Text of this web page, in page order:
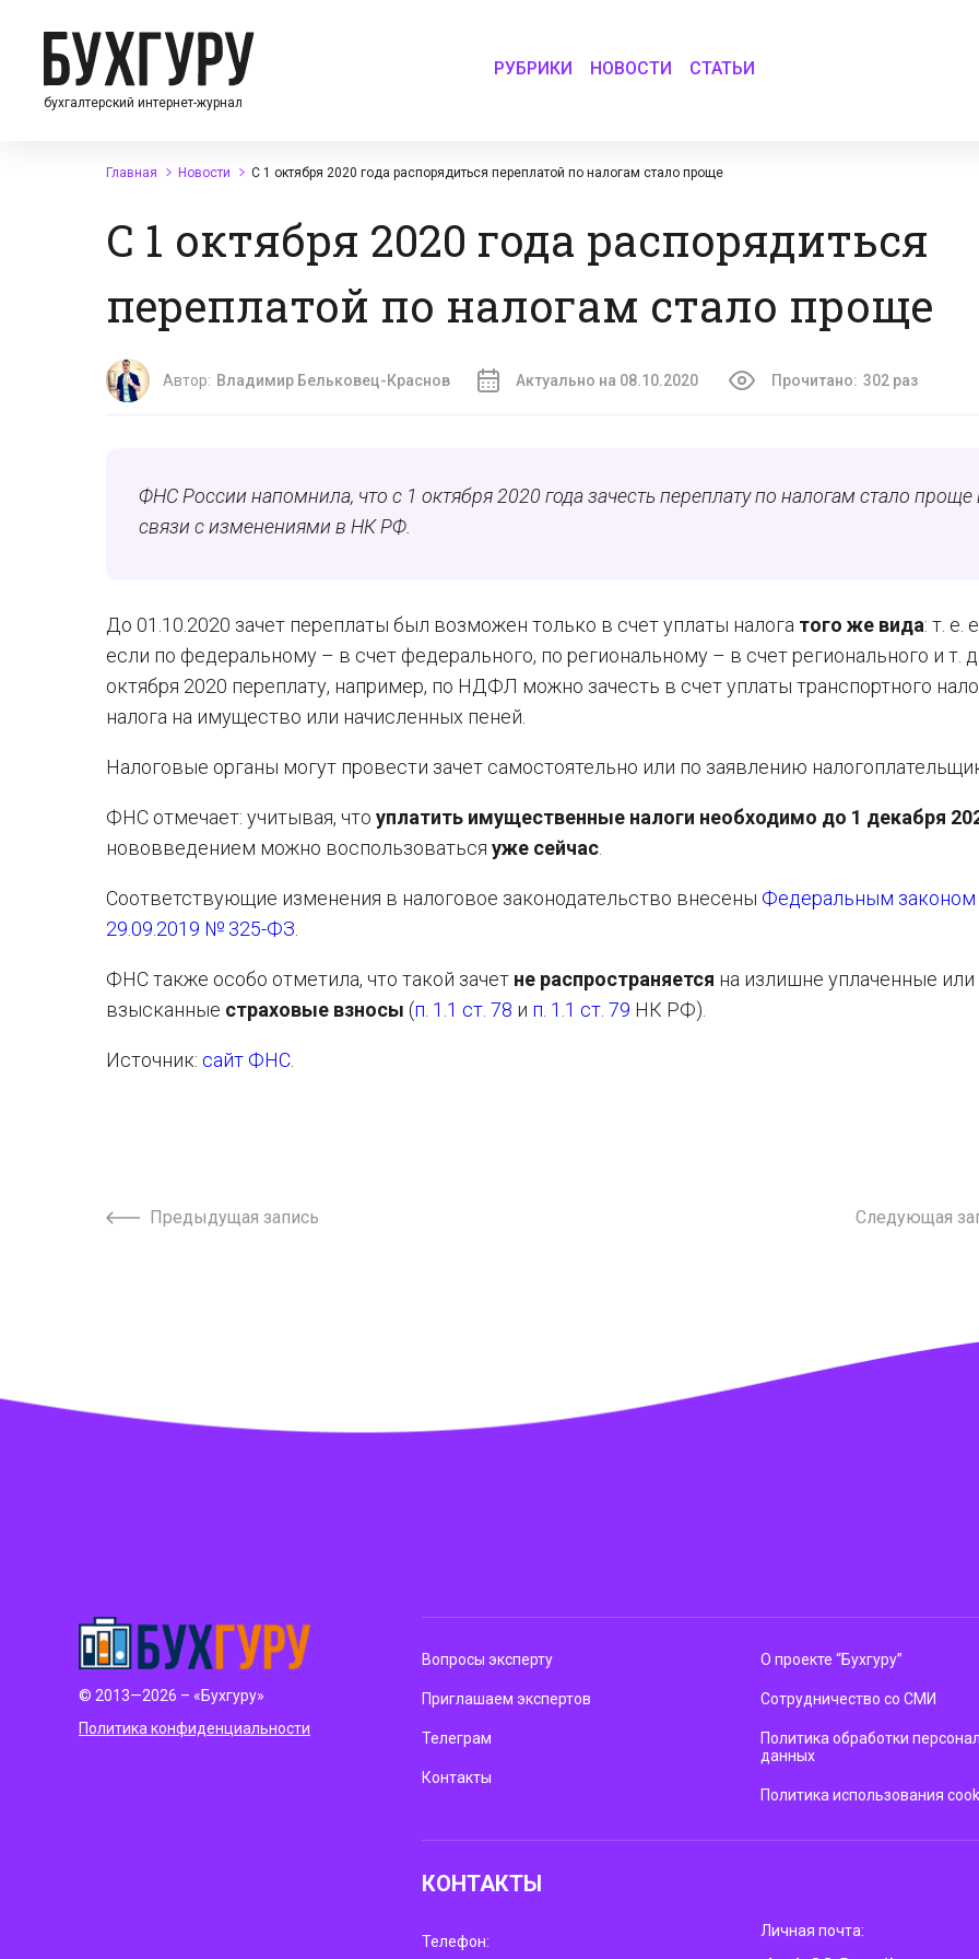
бухгалтерский интернет-журнал
РУБРИКИ НОВОСТИ СТАТЬИ
Главная Новости С 1 октября 2020 года распорядиться переплатой по налогам стало проще
С 1 октября 2020 года распорядиться
переплатой по налогам стало проще
Автор: Владимир Бельковец-Краснов Актуально на 08.10.2020 Прочитано: 302 раз
ФНС России напомнила, что с 1 октября 2020 года зачесть переплату по налогам стало проще
связи с изменениями в НК РФ.
До 01.10.2020 зачет переплаты был возможен только в счет уплаты налога того же вида: т. е.
если по федеральному – в счет федерального, по региональному – в счет регионального и т.
октября 2020 переплату, например, по НДФЛ можно зачесть в счет уплаты транспортного
налога на имущество или начисленных пеней.
Налоговые органы могут провести зачет самостоятельно или по заявлению
ФНС отмечает: учитывая, что уплатить имущественные налоги необходимо до 1 декабря
нововведением можно воспользоваться уже сейчас
Соответствующие изменения в налоговое законодательство внесены Федеральным законом
29.09.2019 № 325-ФЗ
ФНС также особо отметила, что такой зачет не распространяется на излишне уплаченные или
взысканные страховые взносы (п. 1.1 ст. 78 и п. 1.1 ст. 79 НК РФ).
Источник: сайт ФНС
Предыдущая запись Следующая
© 2013—2026 – «Бухгуру»
Политика конфиденциальности
Вопросы эксперту
Приглашаем экспертов
Телеграм
Контакты
О проекте “Бухгуру”
Сотрудничество со СМИ
Политика обработки
данных
Политика использования
КОНТАКТЫ
Телефон:
Личная почта: